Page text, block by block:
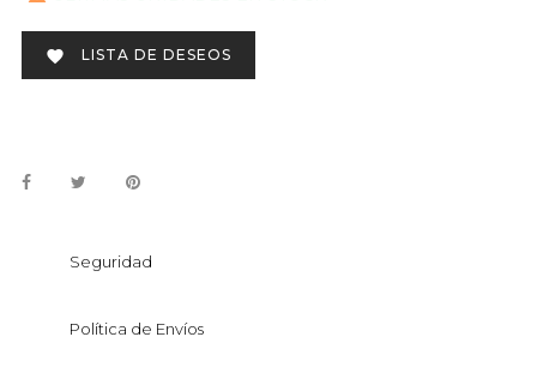
 LISTA DE DESEOS
Seguridad
Política de Envíos